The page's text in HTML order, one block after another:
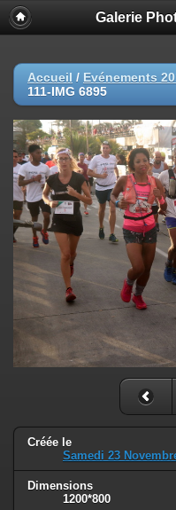
Galerie
Accueil / Evénements
111-IMG 6895
Créée le
Samedi 23
Dimensions
1200*800